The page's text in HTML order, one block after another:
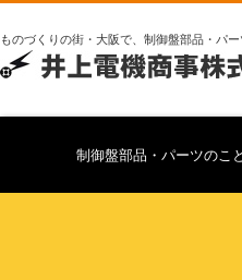
ものづくりの街・大阪で、制御盤部品・パー
制御盤部品・パーツのこ